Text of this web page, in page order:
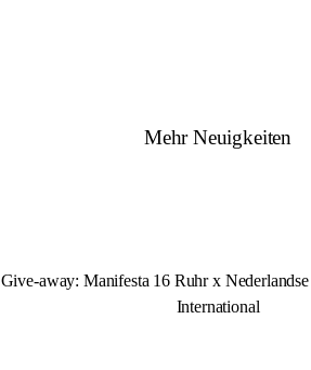
Mehr Neuigkeiten
Give-away: Manifesta 16 Ruhrx
International